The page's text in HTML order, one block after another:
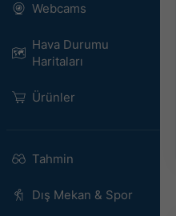
Webcams
Hava Durumu
Haritaları​
Ürünler
Tahmin
Dış Mekan & Spor